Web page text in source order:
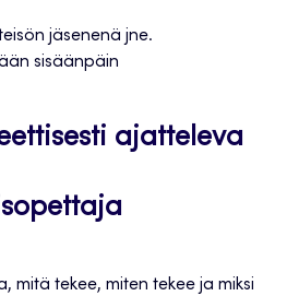
jäsenenä jne.
sisäänpäin
ajatteleva
mitä tekee, miten tekee ja miksi